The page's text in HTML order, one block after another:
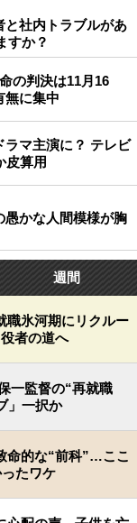
と社内トラブルがあ
すか？
の判決は11月16
無に集中
ラマ主演に？ テレビ
皮算用
愚かな人間模様が胸
週間
職氷河期にリクルー
者の道へ
一監督の“再就職
」一択か
命的な“前科”…ここ
たワケ